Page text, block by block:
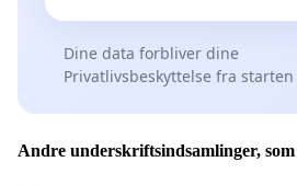
Dine data forbliver dine
Privatlivsbeskyttelse fra starten
Andre underskriftsindsamlinger,